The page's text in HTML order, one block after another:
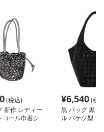
(税込)
新作 レディー
コール巾着シ
¥6,540(税
黒 バッグ 黒
ル バケツ型 シ